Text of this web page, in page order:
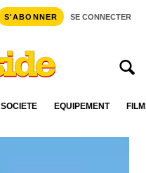
S'ABONNER SE CONNECTER
SOCIÉTÉ ÉQUIPEMENT